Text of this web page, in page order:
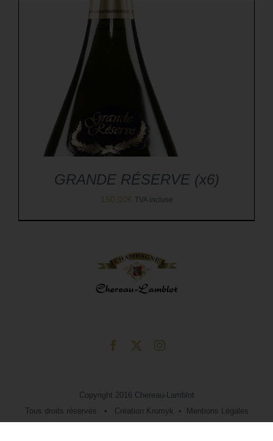
GRANDE RÉSERVE (x6)
150,00€ TVA incluse
Copyright 2016 Chereau-Lamblot
Tous droits réservés • Création Kromyk • Mentions Légales